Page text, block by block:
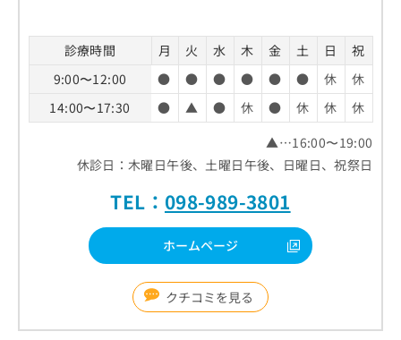
診療時間 月 火 水 木 金 土 日
祝
9:00〜12:00
● ● ● ● ● ● 休
休
14:00〜17:30
● ▲ ● 休 ● 休 休
休
▲…16:00〜19:00
休診日：木曜日午後、土曜日午後、日曜日、祝祭日
TEL： 098-989-3801
ホームページ
クチコミを見る